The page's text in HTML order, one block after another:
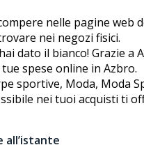
nelle pagine
nei negozi fisici.
dato il bianco! Grazie
spese online in Azbro.
sportive, Moda, Moda
nei tuoi acquisti ti
all’istante